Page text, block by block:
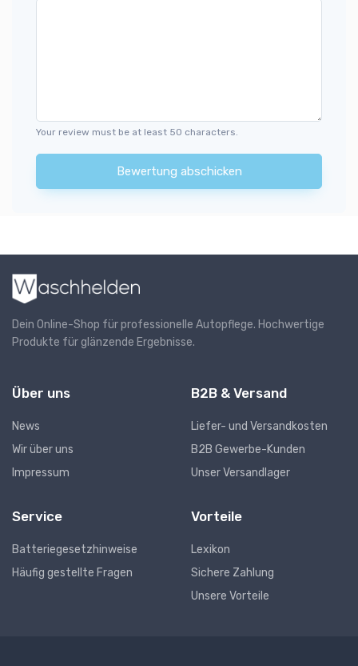
Your review must be at least 50 characters.
Bewertung abschicken
Dein Online-Shop für professionelle Autopflege. Hochwertige
Produkte für glänzende Ergebnisse.
Über uns
News
Wir über uns
Impressum
B2B & Versand
Liefer- und Versandkosten
B2B Gewerbe-Kunden
Unser Versandlager
Service
Batteriegesetzhinweise
Häufig gestellte Fragen
Vorteile
Lexikon
Sichere Zahlung
Unsere Vorteile